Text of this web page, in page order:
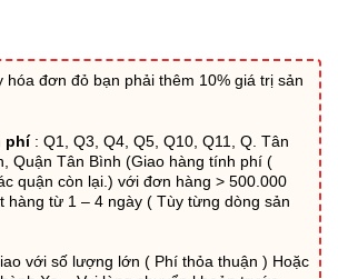
hóa đơn đỏ bạn phải thêm 10% giá trị sản
phí: Q1, Q3, Q4, Q5, Q10, Q11, Q. Tân
Quận Tân Bình (Giao hàng tính phí (
quận còn lại.) với đơn hàng > 500.000
hàng từ 1 – 4 ngày ( Tùy từng dòng sản
với số lượng lớn ( Phí thỏa thuận ) Hoặc